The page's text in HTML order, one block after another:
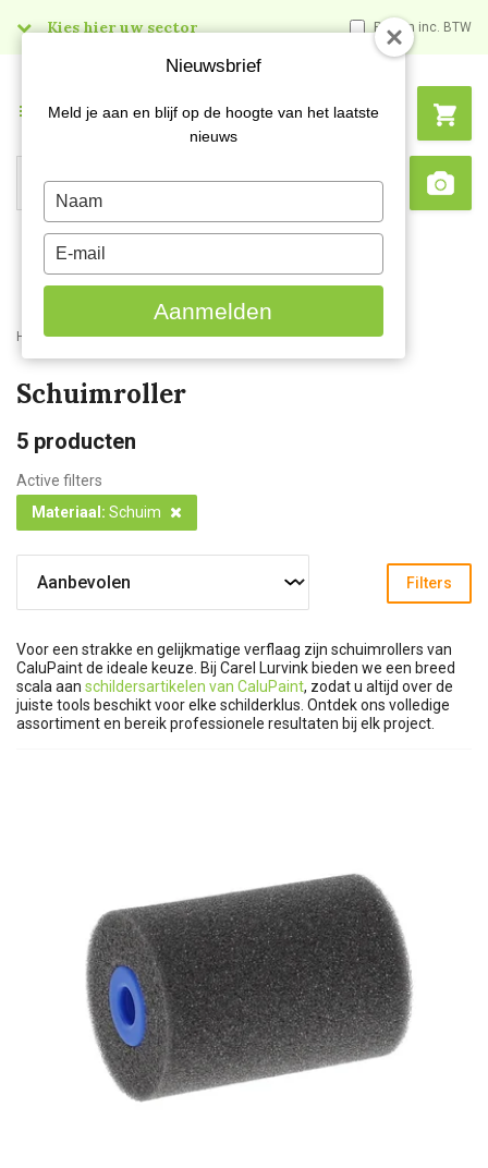
Kies hier uw sector Prijzen inc. BTW
Search
Menu
Home Webshop Schildersartikelen Verfrollers
Schuimroller
5 producten
Active filters
Materiaal : Schuim
Filters
Voor een strakke en gelijkmatige verflaag zijn schuimrollers van
CaluPaint de ideale keuze. Bij Carel Lurvink bieden we een breed
scala aan schildersartikelen van CaluPaint, zodat u altijd over de
juiste tools beschikt voor elke schilderklus. Ontdek ons volledige
assortiment en bereik professionele resultaten bij elk project.
Nieuwsbrief
Meld je aan en blijf op de hoogte van het laatste
nieuws
Type
your
name
Type
your
email
Aanmelden